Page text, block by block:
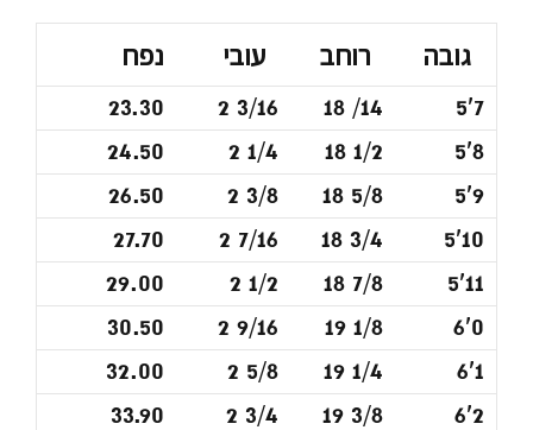
גובה רוחב עובי נפח
5'7
18 /14
2 3/16
23.30
5'8
18 1/2
2 1/4
24.50
5'9
18 5/8
2 3/8
26.50
5'10
18 3/4
2 7/16
27.70
5'11
18 7/8
2 1/2
29.00
6'0
19 1/8
2 9/16
30.50
6'1
19 1/4
2 5/8
32.00
6'2
19 3/8
2 3/4
33.90